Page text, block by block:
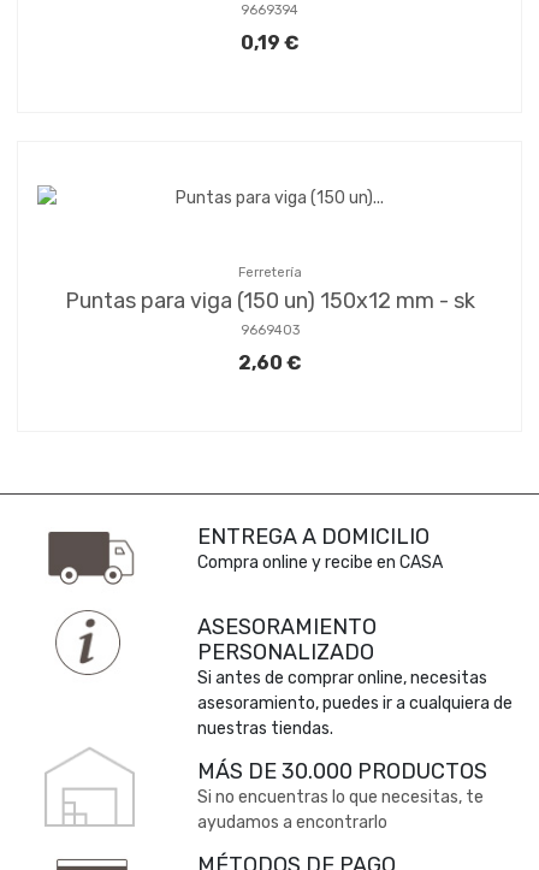
9669394
0,19 €
Ferretería
Puntas para viga (150 un) 150x12 mm - sk
9669403
2,60 €
ENTREGA A DOMICILIO
Compra online y recibe en CASA
ASESORAMIENTO
PERSONALIZADO
Si antes de comprar online, necesitas
asesoramiento, puedes ir a cualquiera de
nuestras tiendas.
MÁS DE 30.000 PRODUCTOS
Si no encuentras lo que necesitas, te
ayudamos a encontrarlo